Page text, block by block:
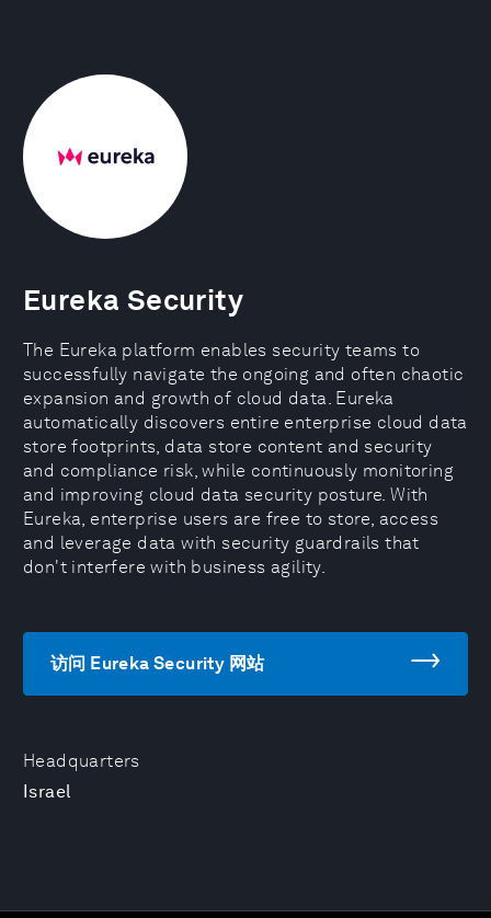
Headquarters
Israel
Eureka Security
The Eureka platform enables security teams to
successfully navigate the ongoing and often chaotic
expansion and growth of cloud data. Eureka
automatically discovers entire enterprise cloud data
store footprints, data store content and security
and compliance risk, while continuously monitoring
and improving cloud data security posture. With
Eureka, enterprise users are free to store, access
and leverage data with security guardrails that
don't interfere with business agility.
访问 Eureka Security 网站